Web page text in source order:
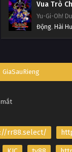
Yu-Gi-Oh!
Động, Hài
GiaSauRieng
rr88.select/